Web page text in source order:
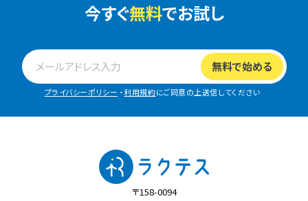
今すぐ無料でお試し
プライバシーポリシー ・利用規約にご同意の上送信してください
〒158-0094